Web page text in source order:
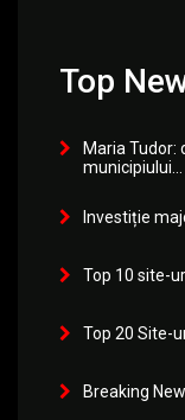
Top
Maria Tudor:
municipiului...
Investiție
Top 10 site-
Top 20 Site-
Breaking